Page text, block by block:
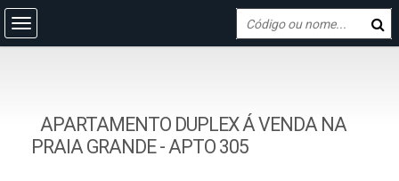
APARTAMENTO DUPLEX Á VENDA NA
PRAIA GRANDE - APTO 305